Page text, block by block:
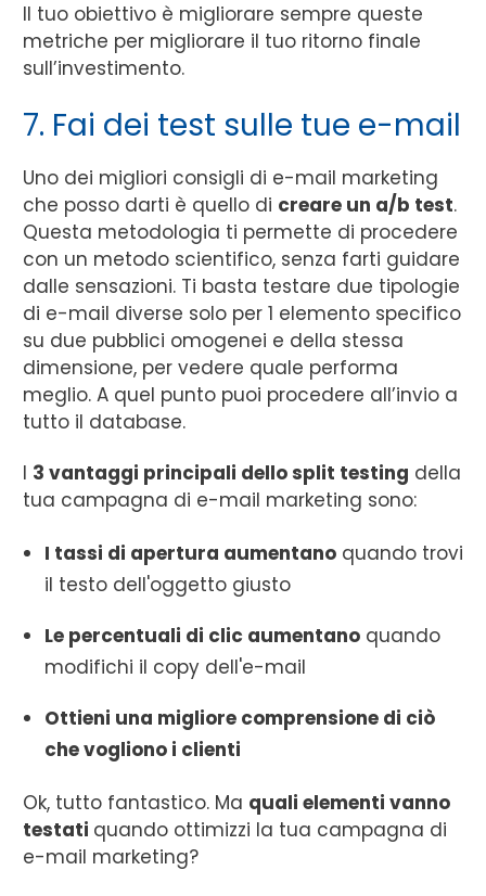
Il tuo obiettivo è migliorare sempre queste
metriche per migliorare il tuo ritorno finale
sull’investimento.
7. Fai dei test sulle tue e-mail
Uno dei migliori consigli di e-mail marketing
che posso darti è quello di creare un a/b test.
Questa metodologia ti permette di procedere
con un metodo scientifico, senza farti guidare
dalle sensazioni. Ti basta testare due tipologie
di e-mail diverse solo per 1 elemento specifico
su due pubblici omogenei e della stessa
dimensione, per vedere quale performa
meglio. A quel punto puoi procedere all’invio a
tutto il database.
I 3 vantaggi principali dello split testing della
tua campagna di e-mail marketing sono:
I tassi di apertura aumentano quando trovi
il testo dell'oggetto giusto
Le percentuali di clic aumentano quando
modifichi il copy dell'e-mail
Ottieni una migliore comprensione di ciò
che vogliono i clienti
Ok, tutto fantastico. Ma quali elementi vanno
testati quando ottimizzi la tua campagna di
e-mail marketing?